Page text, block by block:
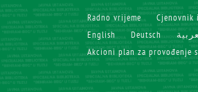
Radno vrijeme Cjenovnik
English
Deutsch
Akcioni plan za